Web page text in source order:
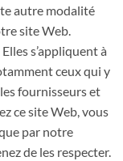
autre modalité
site Web.
s’appliquent à
ceux qui y
fournisseurs et
ce site Web, vous
par notre
de les respecter.